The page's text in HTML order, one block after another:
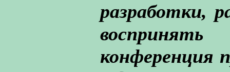
разработки,
конференция